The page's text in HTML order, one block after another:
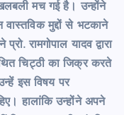
मच गई है। उन्होंने
मुद्दों से भटकाने
रामगोपाल यादव द्वारा
चिट्ठी का जिक्र करते
इस विषय पर
हालांकि उन्होंने अपने